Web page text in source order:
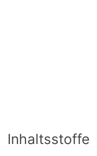
Inhaltsstoffe